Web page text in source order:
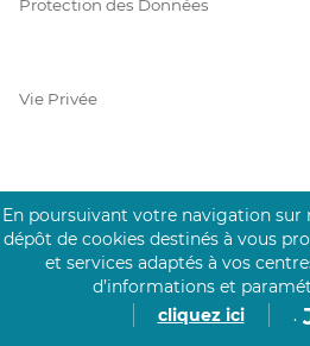
Protection des Données
Vie Privée
PAIEMENT SÉCURISÉ
La collecte de vos informations de
et assurée par Mangopay, société
Banque de France.
En poursuivant votre navigation sur
dépôt de cookies destinés à vous
et services adaptés à vos
d’informations et
cliquez ici
.